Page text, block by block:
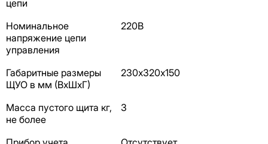
цепи
Номинальное
напряжение цепи
управления
220В
Габаритные размеры
ЩУО в мм (ВхШхГ)
230х320х150
Масса пустого щита кг,
не более
3